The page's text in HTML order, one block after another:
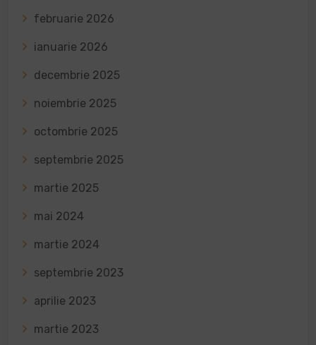
februarie 2026
ianuarie 2026
decembrie 2025
noiembrie 2025
octombrie 2025
septembrie 2025
martie 2025
mai 2024
martie 2024
septembrie 2023
aprilie 2023
martie 2023